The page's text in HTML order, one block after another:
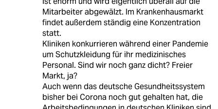
Mitarbeiter abgewälzt. Im Krankenhausmarkt
findet außerdem ständig eine Konzentration
statt.
Kliniken konkurrieren während einer Pandemie
um Schutzkleidung für ihr medizinisches
Personal. Sind wir noch ganz dicht? Freier
Markt, ja?
Auch wenn das deutsche Gesundheitssystem
bisher bei Corona noch gut gehalten hat, die